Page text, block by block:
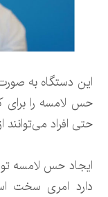
این دستگاه به
حس لامسه را برای
حتی افراد می‌توانند
ایجاد حس لامسه
دارد امری سخت